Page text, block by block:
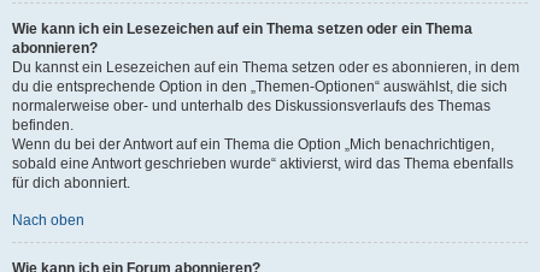
Wie kann ich ein Lesezeichen auf ein Thema setzen oder ein Thema
abonnieren?
Du kannst ein Lesezeichen auf ein Thema setzen oder es abonnieren, in dem
du die entsprechende Option in den „Themen-Optionen“ auswählst, die sich
normalerweise ober- und unterhalb des Diskussionsverlaufs des Themas
befinden.
Wenn du bei der Antwort auf ein Thema die Option „Mich benachrichtigen,
sobald eine Antwort geschrieben wurde“ aktivierst, wird das Thema ebenfalls
für dich abonniert.
Nach oben
Wie kann ich ein Forum abonnieren?